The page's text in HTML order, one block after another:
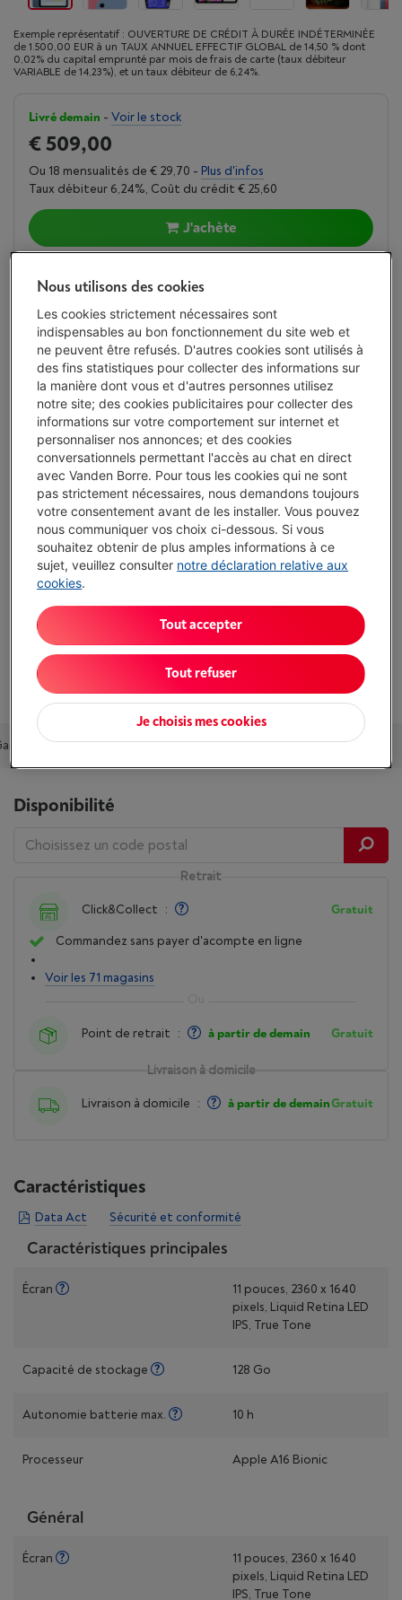
Exemple représentatif : OUVERTURE DE CRÉDIT À DURÉE INDÉTERMINÉE
de 1.500,00 EUR à un TAUX ANNUEL EFFECTIF GLOBAL de 14,50 % dont
0,02% du capital emprunté par mois de frais de carte (taux débiteur
VARIABLE de 14,23%), et un taux débiteur de 6,24%.
Livré demain - Voir le stock
€ 509,00
Ou 18 mensualités de € 29,70 - Plus d'infos
Taux débiteur 6,24%, Coût du crédit € 25,60
J'achète
Atouts
Puce A16 : exécutez des applications exigeantes et de
faites du multitâche sans ralentissement
Polyvalence : cet iPad est compatible avec certains Apple
Pencil et Magic Keyboard Folio, parfait pour la prise de
notes et le dessin
Appareil photo arrière grand-angle 12 MP : capturez des
photos et des vidéos de haute qualité, idéal pour la
numérisation de documents et la création de contenu 4K
Afficher toutes les caractéristiques
Existe également dans d'autres couleurs
Packs Accessoires Alternatives Nos conseils
Disponibilité
Livraison à domicile
Livraison à domicile : à partir de demainGratuit
Retrait
Click&Collect : Gratuit
Commandez sans payer d'acompte en ligne
Voir les 71 magasins
Point de retrait : à partir de demain Gratuit
Caractéristiques
Sécurité et conformité
Data Act
Caractéristiques principales
Écran
11 pouces, 2360 x 1640
pixels, Liquid Retina LED
IPS, True Tone
Capacité de stockage 128 Go
Autonomie batterie max. 10 h
Processeur Apple A16 Bionic
Général
Écran
11 pouces, 2360 x 1640
pixels, Liquid Retina LED
IPS, True Tone
Nous utilisons des cookies
Les cookies strictement nécessaires sont
indispensables au bon fonctionnement du site web et
ne peuvent être refusés. D'autres cookies sont utilisés à
des fins statistiques pour collecter des informations sur
la manière dont vous et d'autres personnes utilisez
notre site; des cookies publicitaires pour collecter des
informations sur votre comportement sur internet et
personnaliser nos annonces; et des cookies
conversationnels permettant l'accès au chat en direct
avec Vanden Borre. Pour tous les cookies qui ne sont
pas strictement nécessaires, nous demandons toujours
votre consentement avant de les installer. Vous pouvez
nous communiquer vos choix ci-dessous. Si vous
souhaitez obtenir de plus amples informations à ce
sujet, veuillez consulter notre déclaration relative aux
cookies.
Je choisis mes cookies
Tout refuser
Tout accepter